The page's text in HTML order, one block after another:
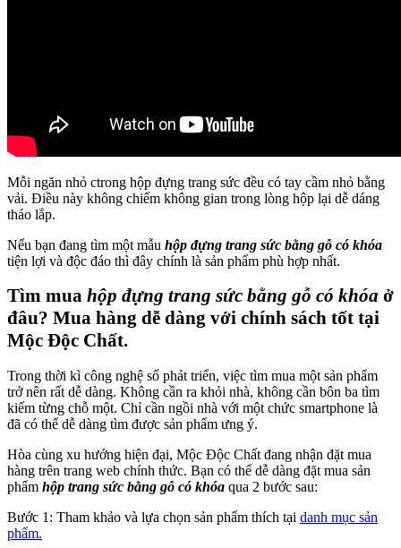
Mỗi ngăn nhỏ ctrong hộp đựng trang sức đều có tay cầm nhỏ bằng
vải. Điều này không chiếm không gian trong lòng hộp lại dễ dáng
tháo lắp.
Nếu bạn đang tìm một mẫu hộp đựng trang sức bằng gỗ có khóa
tiện lợi và độc đáo thì đây chính là sản phẩm phù hợp nhất.
Tìm mua hộp đựng trang sức bằng gỗ có khóa ở
đâu? Mua hàng dễ dàng với chính sách tốt tại
Mộc Độc Chất.
Trong thời kì công nghệ số phát triển, việc tìm mua một sản phẩm
trở nên rất dễ dàng. Không cần ra khỏi nhà, không cần bôn ba tìm
kiếm từng chỗ một. Chỉ cần ngồi nhà với một chức smartphone là
đã có thể dễ dàng tìm được sản phẩm ưng ý.
Hòa cùng xu hướng hiện đại, Mộc Độc Chất đang nhận đặt mua
hàng trên trang web chính thức. Bạn có thể dễ dàng đặt mua sản
phẩm hộp trang sức bằng gỗ có khóa qua 2 bước sau:
Bước 1: Tham khảo và lựa chọn sản phẩm thích tại danh mục sản
phẩm.